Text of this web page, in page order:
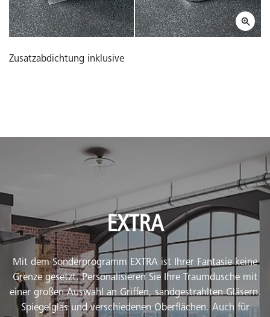
Zusatzabdichtung inklusive
EXTRA
Mit dem Sonderprogramm EXTRA ist Ihrer Fantasie keine
Grenze gesetzt. Personalisieren Sie Ihre Traumdusche mit
einer großen Auswahl an Griffen, sandgestrahlten Gläsern,
Spiegelglas und verschiedenen Oberflächen. Auch für